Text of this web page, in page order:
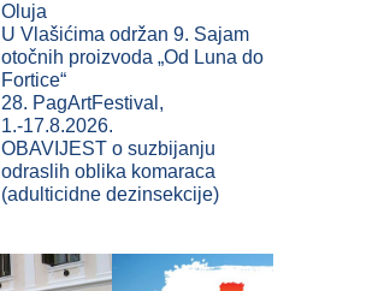
Oluja
U Vlašićima održan 9. Sajam
otočnih proizvoda „Od Luna do
Fortice“
28. PagArtFestival,
1.-17.8.2026.
OBAVIJEST o suzbijanju
odraslih oblika komaraca
(adulticidne dezinsekcije)